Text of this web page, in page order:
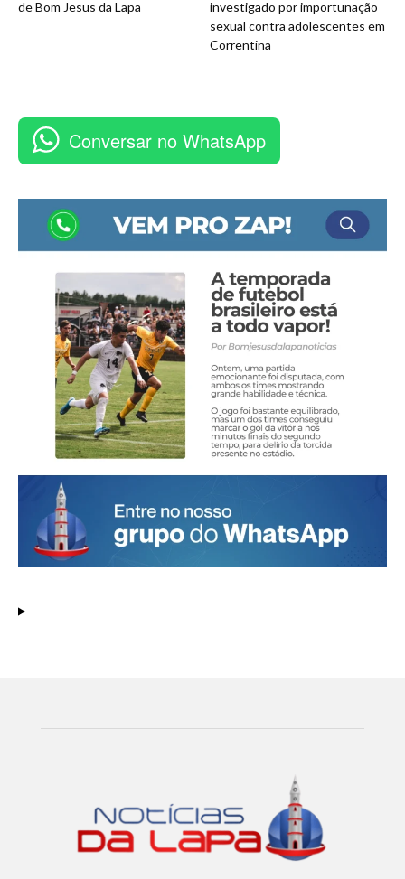
de Bom Jesus da Lapa
investigado por importunação
sexual contra adolescentes em
Correntina
Conversar no WhatsApp